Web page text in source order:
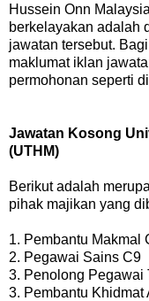
Hussein Onn
berkelayakan adalah
jawatan tersebut.
maklumat iklan
permohonan seperti
Jawatan Kosong
(UTHM)
Berikut adalah
pihak majikan yang
1. Pembantu Makmal
2. Pegawai Sains C9
3. Penolong Pegawai
3. Pembantu Khidmat